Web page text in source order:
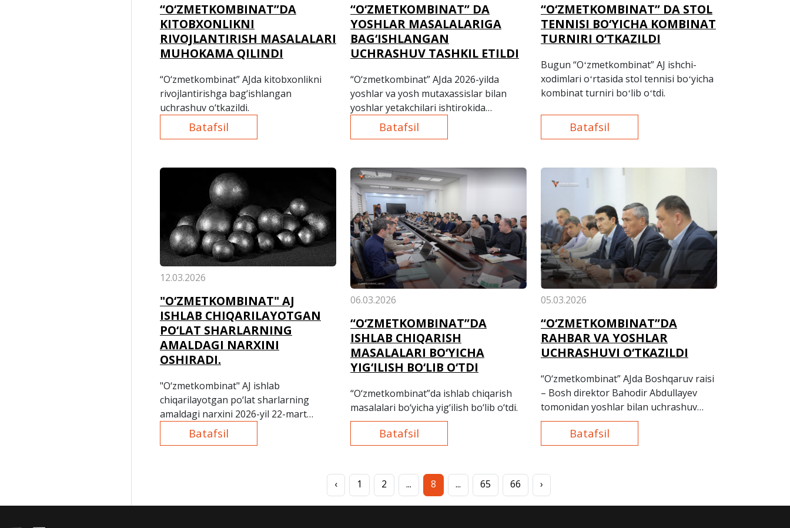
“O‘ZMETKOMBINAT”DA
KITOBXONLIKNI
RIVOJLANTIRISH MASALALARI
MUHOKAMA QILINDI
“O‘zmetkombinat” AJda kitobxonlikni
rivojlantirishga bag‘ishlangan
uchrashuv o‘tkazildi.
Batafsil
“O‘ZMETKOMBINAT” DA
YOSHLAR MASALALARIGA
BAG‘ISHLANGAN
UCHRASHUV TASHKIL ETILDI
“O‘zmetkombinat” AJda 2026-yilda
yoshlar va yosh mutaxassislar bilan
yoshlar yetakchilari ishtirokida
uchrashuv o‘tkazildi.
Batafsil
“O‘ZMETKOMBINAT” DA STOL
TENNISI BO‘YICHA KOMBINAT
TURNIRI O‘TKAZILDI
Bugun “Oʻzmetkombinat” AJ ishchi-
xodimlari oʻrtasida stol tennisi boʻyicha
kombinat turniri boʻlib oʻtdi.
Batafsil
12.03.2026
"O‘ZMETKOMBINAT" AJ
ISHLAB CHIQARILAYOTGAN
PO‘LAT SHARLARNING
AMALDAGI NARXINI
OSHIRADI.
"O‘zmetkombinat" AJ ishlab
chiqarilayotgan po‘lat sharlarning
amaldagi narxini 2026-yil 22-mart
kunidan oshiradi.
Batafsil
06.03.2026
“O‘ZMETKOMBINAT”DA
ISHLAB CHIQARISH
MASALALARI BO‘YICHA
YIG‘ILISH BO‘LIB O‘TDI
“O‘zmetkombinat”da ishlab chiqarish
masalalari bo‘yicha yig‘ilish bo‘lib o‘tdi.
Batafsil
05.03.2026
“O‘ZMETKOMBINAT”DA
RAHBAR VA YOSHLAR
UCHRASHUVI O‘TKAZILDI
“O‘zmetkombinat” AJda Boshqaruv raisi
– Bosh direktor Bahodir Abdullayev
tomonidan yoshlar bilan uchrashuv
o‘tkazildi.
Batafsil
‹ 1 2 ... 8 ... 65 66 ›